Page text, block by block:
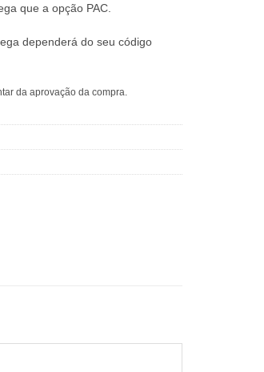
que a opção PAC.
dependerá do seu código
da aprovação da compra.